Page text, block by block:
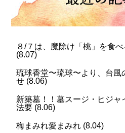
８/７は、魔除け「桃」を食
(8.07)
琉球香堂〜琉球〜より、台風
せ (8.06)
新築墓！！墓スージ・ヒジャ
法要 (8.06)
梅まみれ愛まみれ (8.04)